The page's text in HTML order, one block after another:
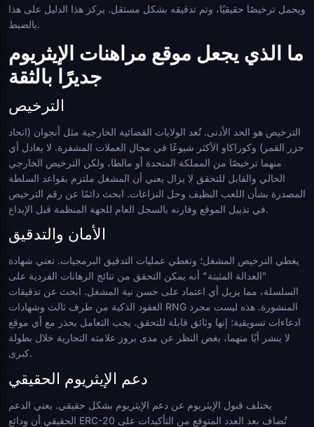
ويحمل ترخيصًا حقيقيًا، وتم تدقيقه بشكل مستقل. يركز هذا الدليل على هذا
بالضبط.
ما الذي يجعل موقع مراهنات الإيثريوم
جديرًا بالثقة
الترخيص
الترخيص هو الحد الأدنى. تُعد الولايات القضائية الخارجية مثل أنجوان (اتحاد
جزر القمر) وكوراكاو الأكثر شيوعًا في مجال العملات المشفرة. لا يعادل أي
منهما ترخيصًا من المملكة المتحدة أو مالطا، ولكن الترخيص الخارجي
الحالي والقابل للتحقق لا يزال يعني أن المشغل ملتزم بقواعد السلطة
المصدرة بشأن اللعب النظيف وحل النزاعات. ابحث دائمًا عن رقم الترخيص
في تذييل الموقع وقارنه بالسجل العام للجهة المنظمة قبل الإيداع.
الأمان والتدقيق
يغطي الترخيص المشغل؛ وتغطي عمليات التدقيق البرمجيات. تعني شهادة
"العدالة المثبتة" أنه يمكن التحقق من نتائج الرهانات الفردية على
السلسلة، مما يزيل أي اعتماد على حسن نية المشغل. ابحث عن تدقيقات
العقود الذكية من طرف ثالث وشهادات RNG المنشورة. هذه ليست مجرد
ادعاءات تسويقية؛ إنها وثائق قابلة للتحقق. يجب التعامل بحذر مع أي موقع
لا ينشر أيًا منهما، بغض النظر عن مدى بروز علامته التجارية خلال بطولة
كبرى.
دعم الإيثريوم الحقيقي
يختلف قبول الإيثريوم عن دعم الإيثريوم بشكل حقيقي. يعني الدعم
الحقيقي أن ودائع ERC-20 تُضاف بعد العدد المتوقع من التأكيدات على